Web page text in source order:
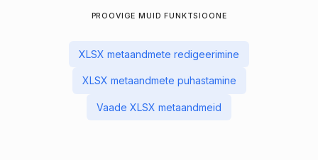
PROOVIGE MUID FUNKTSIOONE
XLSX metaandmete redigeerimine
XLSX metaandmete puhastamine
Vaade XLSX metaandmeid